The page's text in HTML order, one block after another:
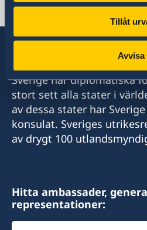
Tillåt
Avvisa
Azerbajdzjan, Baku
Sverige har diplomatiska
stort sett alla stater i
av dessa stater har
konsulat. Sveriges
av drygt 100
Hitta ambassader,
representationer: